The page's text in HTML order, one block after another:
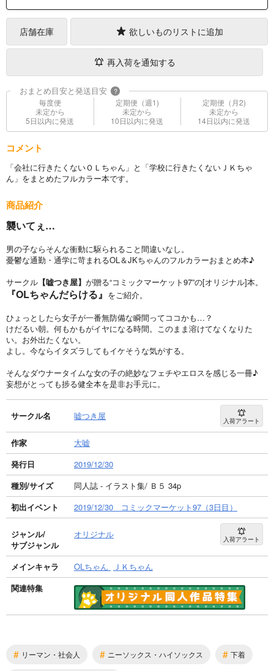
店舗在庫 欲しいものリストに追加
再入荷を通知する
おまとめ目安と発送目安 ?
毎度便
未定から
5日以内に発送
定期便（週1)
未定から
10日以内に発送
定期便（月2)
未定から
14日以内に発送
コメント
「会社に行きたくないＯＬちゃん」と「学校に行きたくないＪＫちゃ
ん」をまとめたフルカラー本です。
商品紹介
襲いてぇ…
男の子ならそんな衝動に駆られること間違いなし。
憂鬱な通勤・通学に苛まれるOL＆JKちゃんのフルカラーおまとめ本♪
サークル 【嘘つき屋】 が贈る“コミックマーケット97”の[オリジナル]本。
『OLちゃんだらける』 をご紹介。
ひょっとしたら女子が一番無防備な瞬間ってココかも…？
けだるい朝。何もかもがイヤになる時間。このまま溶けてなくなりた
い。お外出たくない。
よし。今ならイタズラしてもイケそうな気がする。
そんなダウナータイムな女の子の絶妙なフェチやエロスを感じる一冊♪
妄想がとっても捗る健全本を是非お手元に。
サークル名 嘘つき屋 入荷アラート
作家
大嘘
発行日
2019/12/30
種別/サイズ
同人誌 - イラスト集/ Ｂ５ 34p
初出イベント
2019/12/30 コミックマーケット97（3日目）
ジャンル/
サブジャンル
オリジナル 入荷アラート
メインキャラ OLちゃん
ＪＫちゃん
関連特集
# リーマン・社会人 # ニーソックス・ハイソックス # 下着